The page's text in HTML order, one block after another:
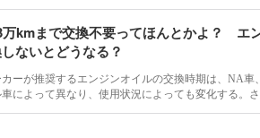
万kmまで交換不要ってほんとかよ？ エ
ないとどうなる？
ーが推奨するエンジンオイルの交換時期は、NA車
によって異なり、使用状況によっても変化する。